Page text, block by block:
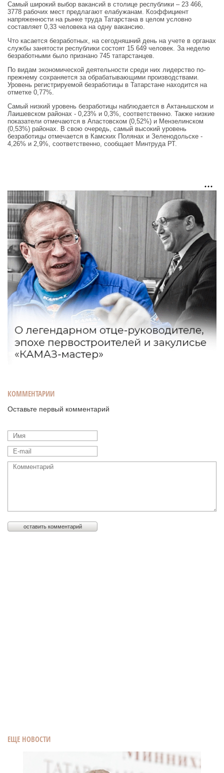
ЕЩЕ НОВОСТИ
Самый широкий выбор вакансий в столице республики – 23 466,
3778 рабочих мест предлагают елабужанам. Коэффициент
напряженности на рынке труда Татарстана в целом условно
составляет 0,33 человека на одну вакансию.
Что касается безработных, на сегодняшний день на учете в органах
службы занятости республики состоят 15 649 человек. За неделю
безработными было признано 745 татарстанцев.
По видам экономической деятельности среди них лидерство по-
прежнему сохраняется за обрабатывающими производствами.
Уровень регистрируемой безработицы в Татарстане находится на
отметке 0,77%.
Самый низкий уровень безработицы наблюдается в Актанышском и
Лаишевском районах - 0,23% и 0,3%, соответственно. Также низкие
показатели отмечаются в Апастовском (0,52%) и Мензелинском
(0,53%) районах. В свою очередь, самый высокий уровень
безработицы отмечается в Камских Полянах и Зеленодольске -
4,26% и 2,9%, соответственно, сообщает Минтруда РТ.
КОММЕНТАРИИ
Оставьте первый комментарий